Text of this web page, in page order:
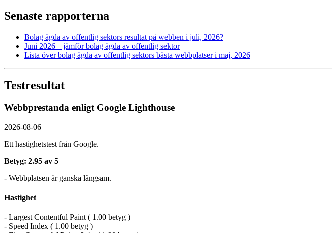
Senaste rapporterna
Bolag ägda av offentlig sektors resultat på webben i juli, 2026?
Juni 2026 – jämför bolag ägda av offentlig sektor
Lista över bolag ägda av offentlig sektors bästa webbplatser i maj, 2026
Testresultat
Webbprestanda enligt Google Lighthouse
2026-08-06
Ett hastighetstest från Google.
Betyg: 2.95 av 5
- Webbplatsen är ganska långsam.
Hastighet
- Largest Contentful Paint ( 1.00 betyg )
- Speed Index ( 1.00 betyg )